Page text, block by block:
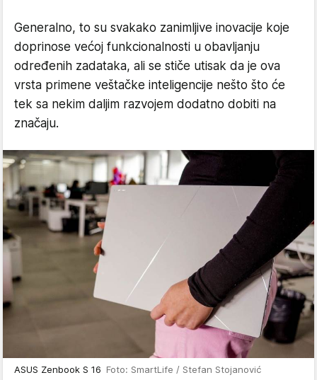
Generalno, to su svakako zanimljive inovacije koje
doprinose većoj funkcionalnosti u obavljanju
određenih zadataka, ali se stiče utisak da je ova
vrsta primene veštačke inteligencije nešto što će
tek sa nekim daljim razvojem dodatno dobiti na
značaju.
ASUS Zenbook S 16 Foto: SmartLife / Stefan Stojanović